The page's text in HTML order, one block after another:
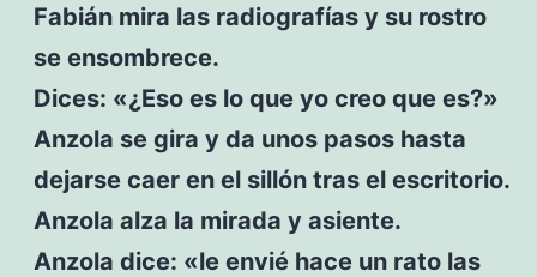
Fabián mira las radiografías y su rostro
se ensombrece.
Dices: «¿Eso es lo que yo creo que es?»
Anzola se gira y da unos pasos hasta
dejarse caer en el sillón tras el escritorio.
Anzola alza la mirada y asiente.
Anzola dice: «le envié hace un rato las